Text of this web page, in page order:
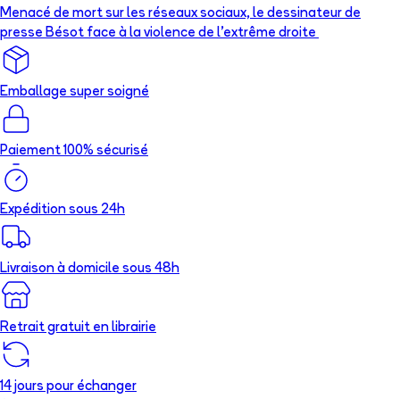
Menacé de mort sur les réseaux sociaux, le dessinateur de
presse Bésot face à la violence de l’extrême droite
Emballage super soigné
Paiement 100% sécurisé
Expédition sous 24h
Livraison à domicile sous 48h
Retrait gratuit en librairie
14 jours pour échanger